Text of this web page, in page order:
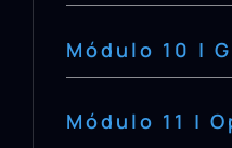
Módulo 10 |
Módulo 11 |